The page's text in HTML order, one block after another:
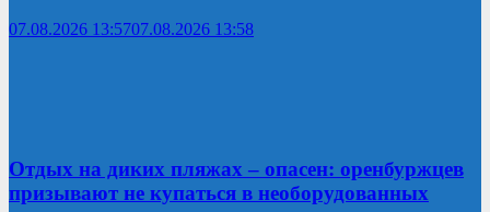
07.08.2026 13:5707.08.2026 13:58
Отдых на диких пляжах – опасен: оренбуржцев
призывают не купаться в необорудованных